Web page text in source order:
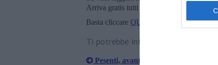
Arriva gratis tutti i giorni alle 20:00
Basta cliccare QUI
Ti potrebbe interessare anche:
Pesenti, avanti i lavori per la nuova